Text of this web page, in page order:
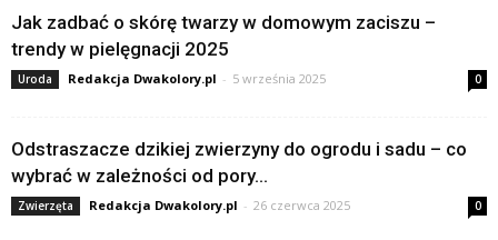
Jak zadbać o skórę twarzy w domowym zaciszu –
trendy w pielęgnacji 2025
Uroda Redakcja Dwakolory.pl - 5 września 2025 0
Odstraszacze dzikiej zwierzyny do ogrodu i sadu – co
wybrać w zależności od pory...
Zwierzęta Redakcja Dwakolory.pl - 26 czerwca 2025 0